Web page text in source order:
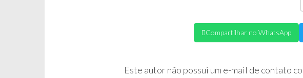
Compartilhar no WhatsApp
Este autor não possui um e-mail de contato